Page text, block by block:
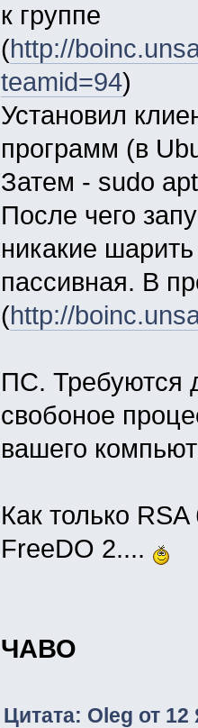
к группе
(http://
teamid=94)
Установил
программ (в
Затем - sudo
После чего
никакие
пассивная. В
(http://
ПС. Требуются
свобоное
вашего
Как только
FreeDO 2....
ЧАВО
Цитата: Oleg от